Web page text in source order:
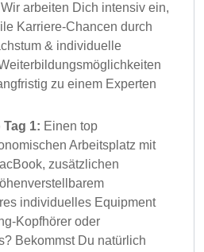
Wir arbeiten Dich intensiv ein,
Karriere-Chancen durch
& individuelle
zu einem Experten
1: Einen top
Arbeitsplatz mit
zusätzlichen
individuelles Equipment
Kopfhörer oder
Bekommst Du natürlich